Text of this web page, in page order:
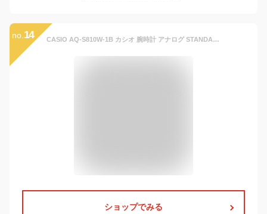
no. 14 CASIO AQ-S810W-1B カシオ 腕時計 アナログ STANDARD スタンダード ソーラー メンズ ブラック カジュアル ビジネス
ショップでみる